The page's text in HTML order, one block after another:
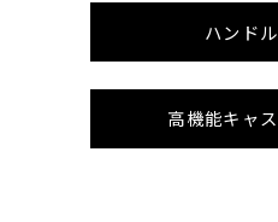
ハンド
高機能キャ